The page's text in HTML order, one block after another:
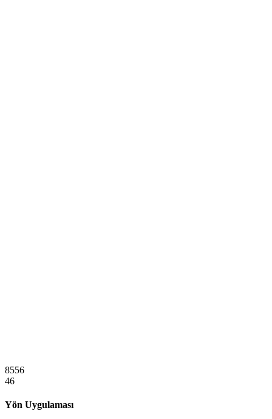
8556
46
Yön Uygulaması